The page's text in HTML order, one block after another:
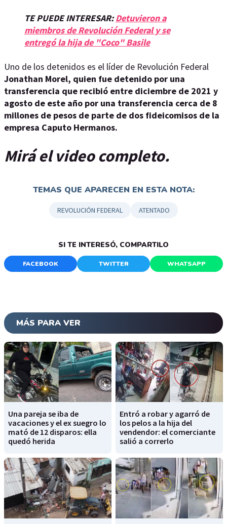
TE PUEDE INTERESAR:Detuvieron a
miembros de Revolución Federal y se
entregó la hija de "Coco" Basile
Uno de los detenidos es el líder de Revolución Federal
Jonathan Morel, quien fue detenido por una
transferencia que recibió entre diciembre de 2021 y
agosto de este año por una transferencia cerca de 8
millones de pesos de parte de dos fideicomisos de la
empresa Caputo Hermanos.
Mirá el video completo.
TEMAS QUE APARECEN EN ESTA NOTA:
REVOLUCIÓN FEDERAL ATENTADO
SI TE INTERESÓ, COMPARTILO
FACEBOOK TWITTER WHATSAPP
MÁS PARA VER
Una pareja se iba de
vacaciones y el ex suegro lo
mató de 12 disparos: ella
quedó herida
Entró a robar y agarró de
los pelos a la hija del
vendendor: el comerciante
salió a correrlo